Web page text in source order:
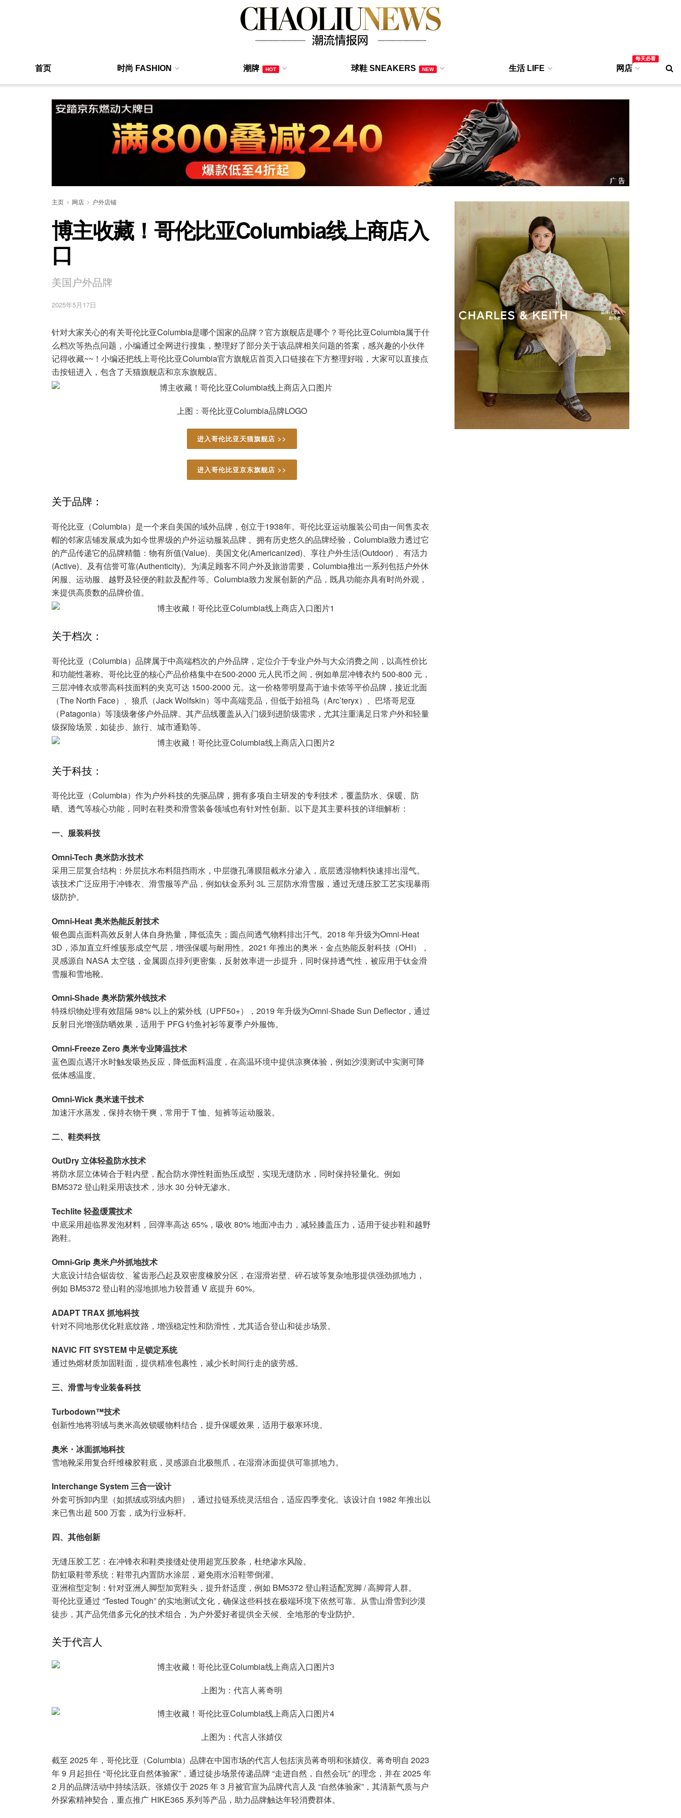
首页 时尚 FASHION 潮牌 HOT 球鞋 SNEAKERS NEW 生活 LIFE 网店
每天必看
主页 网店 户外店铺
博主收藏！哥伦比亚Columbia线上商店入
口
美国户外品牌
2025年5月17日
针对大家关心的有关哥伦比亚Columbia是哪个国家的品牌？官方旗舰店是哪个？哥伦比亚Columbia属于什
么档次等热点问题，小编通过全网进行搜集，整理好了部分关于该品牌相关问题的答案，感兴趣的小伙伴
记得收藏~~！小编还把线上哥伦比亚Columbia官方旗舰店首页入口链接在下方整理好啦，大家可以直接点
击按钮进入，包含了天猫旗舰店和京东旗舰店。
上图：哥伦比亚Columbia品牌LOGO
进入哥伦比亚天猫旗舰店 >>
进入哥伦比亚京东旗舰店 >>
关于品牌：
哥伦比亚（Columbia）是一个来自美国的域外品牌，创立于1938年。哥伦比亚运动服装公司由一间售卖衣
帽的邻家店铺发展成为如今世界级的户外运动服装品牌 。拥有历史悠久的品牌经验，Columbia致力透过它
的产品传递它的品牌精髓：物有所值(Value)、美国文化(Americanized)、享往户外生活(Outdoor) 、有活力
(Active)、及有信誉可靠(Authenticity)。为满足顾客不同户外及旅游需要，Columbia推出一系列包括户外休
闲服、运动服、越野及轻便的鞋款及配件等。Columbia致力发展创新的产品，既具功能亦具有时尚外观，
来提供高质数的品牌价值。
关于档次：
哥伦比亚（Columbia）品牌属于中高端档次的户外品牌，定位介于专业户外与大众消费之间，以高性价比
和功能性著称。哥伦比亚的核心产品价格集中在500-2000 元人民币之间，例如单层冲锋衣约 500-800 元，
三层冲锋衣或带高科技面料的夹克可达 1500-2000 元。这一价格带明显高于迪卡侬等平价品牌，接近北面
（The North Face）、狼爪（Jack Wolfskin）等中高端竞品，但低于始祖鸟（Arc’teryx）、巴塔哥尼亚
（Patagonia）等顶级奢侈户外品牌。其产品线覆盖从入门级到进阶级需求，尤其注重满足日常户外和轻量
级探险场景，如徒步、旅行、城市通勤等。
关于科技：
哥伦比亚（Columbia）作为户外科技的先驱品牌，拥有多项自主研发的专利技术，覆盖防水、保暖、防
晒、透气等核心功能，同时在鞋类和滑雪装备领域也有针对性创新。以下是其主要科技的详细解析：
一、服装科技
Omni-Tech 奥米防水技术
采用三层复合结构：外层抗水布料阻挡雨水，中层微孔薄膜阻截水分渗入，底层透湿物料快速排出湿气。
该技术广泛应用于冲锋衣、滑雪服等产品，例如钛金系列 3L 三层防水滑雪服，通过无缝压胶工艺实现暴雨
级防护。
Omni-Heat 奥米热能反射技术
银色圆点面料高效反射人体自身热量，降低流失；圆点间透气物料排出汗气。2018 年升级为Omni-Heat
3D，添加直立纤维簇形成空气层，增强保暖与耐用性。2021 年推出的奥米・金点热能反射科技（OHI），
灵感源自 NASA 太空毯，金属圆点排列更密集，反射效率进一步提升，同时保持透气性，被应用于钛金滑
雪服和雪地靴。
Omni-Shade 奥米防紫外线技术
特殊织物处理有效阻隔 98% 以上的紫外线（UPF50+），2019 年升级为Omni-Shade Sun Deflector，通过
反射日光增强防晒效果，适用于 PFG 钓鱼衬衫等夏季户外服饰。
Omni-Freeze Zero 奥米专业降温技术
蓝色圆点遇汗水时触发吸热反应，降低面料温度，在高温环境中提供凉爽体验，例如沙漠测试中实测可降
低体感温度。
Omni-Wick 奥米速干技术
加速汗水蒸发，保持衣物干爽，常用于 T 恤、短裤等运动服装。
二、鞋类科技
OutDry 立体轻盈防水技术
将防水层立体铸合于鞋内壁，配合防水弹性鞋面热压成型，实现无缝防水，同时保持轻量化。例如
BM5372 登山鞋采用该技术，涉水 30 分钟无渗水。
Techlite 轻盈缓震技术
中底采用超临界发泡材料，回弹率高达 65%，吸收 80% 地面冲击力，减轻膝盖压力，适用于徒步鞋和越野
跑鞋。
Omni-Grip 奥米户外抓地技术
大底设计结合锯齿纹、鲨齿形凸起及双密度橡胶分区，在湿滑岩壁、碎石坡等复杂地形提供强劲抓地力，
例如 BM5372 登山鞋的湿地抓地力较普通 V 底提升 60%。
ADAPT TRAX 抓地科技
针对不同地形优化鞋底纹路，增强稳定性和防滑性，尤其适合登山和徒步场景。
NAVIC FIT SYSTEM 中足锁定系统
通过热熔材质加固鞋面，提供精准包裹性，减少长时间行走的疲劳感。
三、滑雪与专业装备科技
Turbodown™技术
创新性地将羽绒与奥米高效锁暖物料结合，提升保暖效果，适用于极寒环境。
奥米・冰面抓地科技
雪地靴采用复合纤维橡胶鞋底，灵感源自北极熊爪，在湿滑冰面提供可靠抓地力。
Interchange System 三合一设计
外套可拆卸内里（如抓绒或羽绒内胆），通过拉链系统灵活组合，适应四季变化。该设计自 1982 年推出以
来已售出超 500 万套，成为行业标杆。
四、其他创新
无缝压胶工艺：在冲锋衣和鞋类接缝处使用超宽压胶条，杜绝渗水风险。
防虹吸鞋带系统：鞋带孔内置防水涂层，避免雨水沿鞋带倒灌。
亚洲楦型定制：针对亚洲人脚型加宽鞋头，提升舒适度，例如 BM5372 登山鞋适配宽脚 / 高脚背人群。
哥伦比亚通过 “Tested Tough” 的实地测试文化，确保这些科技在极端环境下依然可靠。从雪山滑雪到沙漠
徒步，其产品凭借多元化的技术组合，为户外爱好者提供全天候、全地形的专业防护。
关于代言人
上图为：代言人蒋奇明
上图为：代言人张婧仪
截至 2025 年，哥伦比亚（Columbia）品牌在中国市场的代言人包括演员蒋奇明和张婧仪。蒋奇明自 2023
年 9 月起担任 “哥伦比亚自然体验家”，通过徒步场景传递品牌 “走进自然，自然会玩” 的理念，并在 2025 年
2 月的品牌活动中持续活跃。张婧仪于 2025 年 3 月被官宣为品牌代言人及 “自然体验家”，其清新气质与户
外探索精神契合，重点推广 HIKE365 系列等产品，助力品牌触达年轻消费群体。